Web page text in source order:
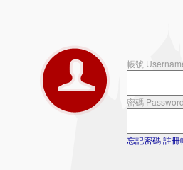
帳號
密碼
忘記密碼註冊